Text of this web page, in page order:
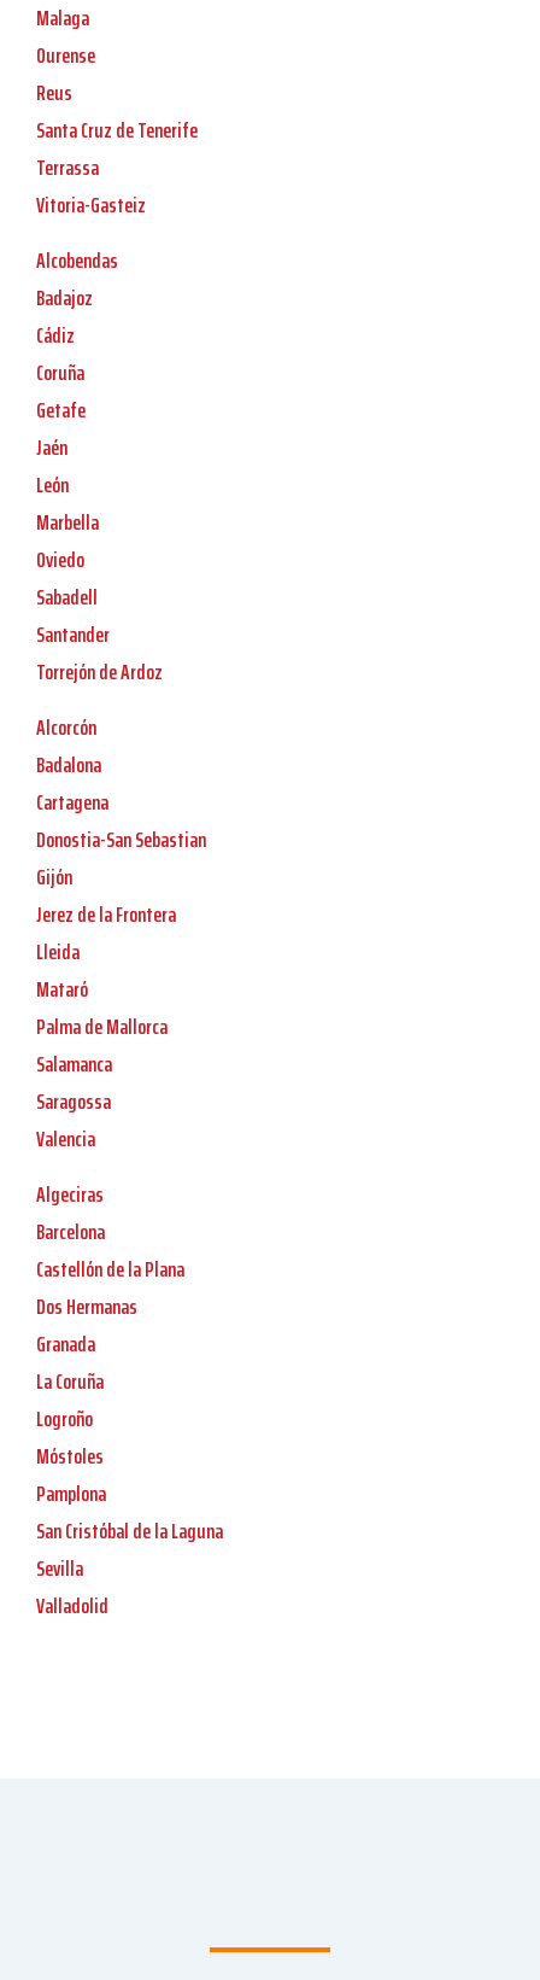
Malaga
Ourense
Reus
Santa Cruz de Tenerife
Terrassa
Vitoria-Gasteiz
Alcobendas
Badajoz
Cádiz
Coruña
Getafe
Jaén
León
Marbella
Oviedo
Sabadell
Santander
Torrejón de Ardoz
Alcorcón
Badalona
Cartagena
Donostia-San Sebastian
Gijón
Jerez de la Frontera
Lleida
Mataró
Palma de Mallorca
Salamanca
Saragossa
Valencia
Algeciras
Barcelona
Castellón de la Plana
Dos Hermanas
Granada
La Coruña
Logroño
Móstoles
Pamplona
San Cristóbal de la Laguna
Sevilla
Valladolid